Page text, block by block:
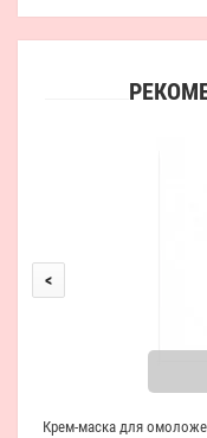
Крем-маска для
<